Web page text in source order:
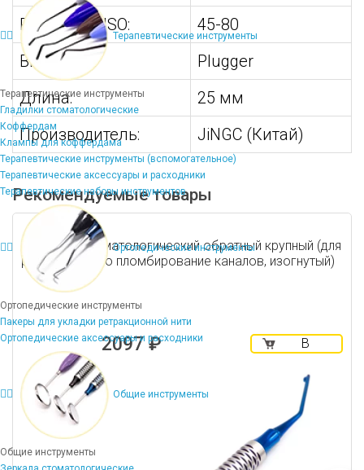
Терапевтические инструменты
Терапевтические инструменты
Гладилки стоматологические
Коффердам
Клампы для коффердама
Терапевтические инструменты (вспомогательное)
Терапевтические аксессуары и расходники
Терапевтические наборы инструментов
Ортопедические инструменты
Ортопедические инструменты
Пакеры для укладки ретракционной нити
Ортопедические аксессуары и расходники
Общие инструменты
Общие инструменты
Размер по ISO:
45-80
Вид:
Plugger
Длина:
25 мм
Производитель:
JiNGC (Китай)
Рекомендуемые товары
Штопфер стоматологический обратный крупный (для
ретроградного пломбирование каналов, изогнутый)
2097 ₽
В